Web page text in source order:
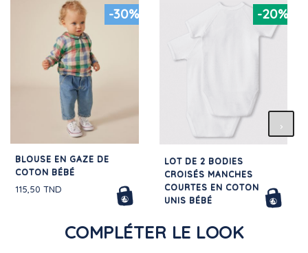
-30%
BLOUSE EN GAZE DE
COTON BÉBÉ
115,50 TND
-20%
LOT DE 2 BODIES
CROISÉS MANCHES
COURTES EN COTON
UNIS BÉBÉ
COMPLÉTER LE LOOK